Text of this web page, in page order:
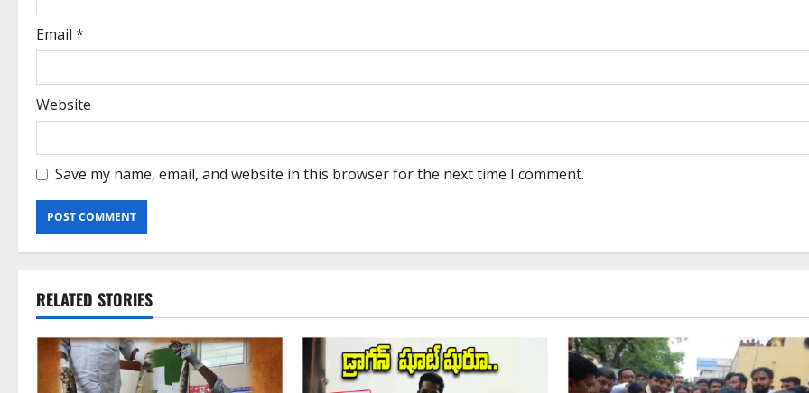
Email *
Website
Save my name, email, and website in this browser for the next time I comment.
RELATED STORIES